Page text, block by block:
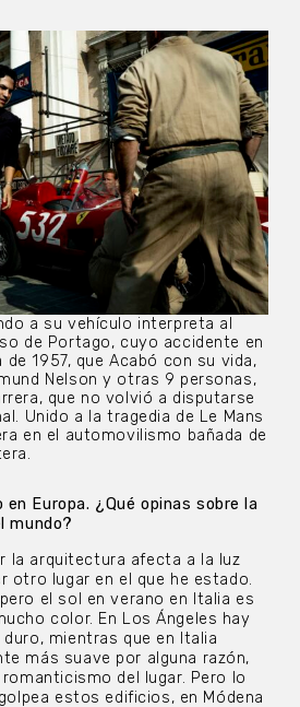
a su vehículo interpreta al
de Portago, cuyo accidente en
de 1957, que Acabó con su vida,
Nelson y otras 9 personas,
que no volvió a disputarse
Unido a la tragedia de Le Mans
en el automovilismo bañada de
Europa. ¿Qué opinas sobre la
mundo?
la arquitectura afecta a la luz
otro lugar en el que he estado.
el sol en verano en Italia es
color. En Los Ángeles hay
mientras que en Italia
más suave por alguna razón,
del lugar. Pero lo
estos edificios, en Módena